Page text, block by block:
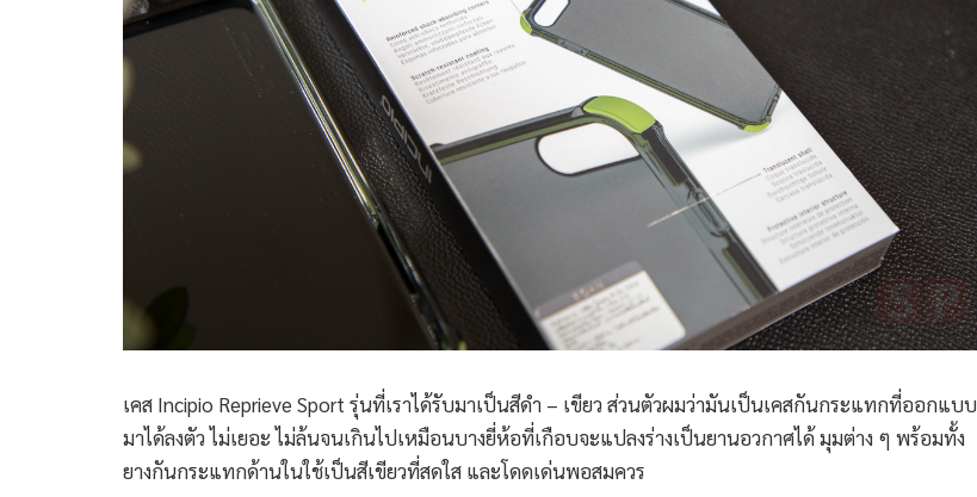
เคส Incipio Reprieve Sport รุ่นที่เราได้รับมาเป็นสีดำ – เขียว ส่วนตัวผมว่ามันเป็นเคสกันกระแทกที่ออกแบบ
มาได้ลงตัว ไม่เยอะ ไม่ล้นจนเกินไปเหมือนบางยี่ห้อที่เกือบจะแปลงร่างเป็นยานอวกาศได้ มุมต่าง ๆ พร้อมทั้ง
ยางกันกระแทกด้านในใช้เป็นสีเขียวที่สดใส และโดดเด่นพอสมควร